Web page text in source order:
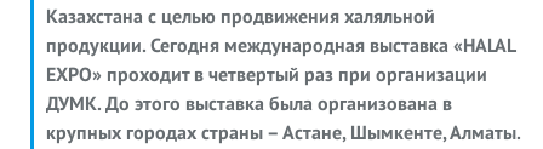
Казахстана с целью продвижения халяльной
продукции. Сегодня международная выставка «HALAL
EXPO» проходит в четвертый раз при организации
ДУМК. До этого выставка была организована в
крупных городах страны – Астане, Шымкенте, Алматы.